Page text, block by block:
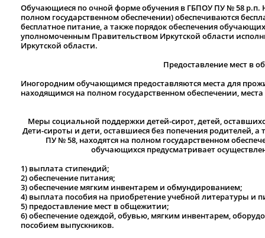
Обучающиеся по очной форме обучения в ГБПОУ ПУ № 58
полном государственном обеспечении) обеспечиваются
бесплатное питание, а также порядок обеспечения
уполномоченным Правительством Иркутской области
Иркутской области.
Предоставление мест в
Иногородним обучающимся предоставляются места для
находящимся на полном государственном обеспечении,
Меры социальной поддержки детей-сирот, детей,
Дети-сироты и дети, оставшиеся без попечения родителей,
ПУ № 58, находятся на полном государственном
обучающихся предусматривает
1) выплата стипендий;
2) обеспечение питания;
3) обеспечение мягким инвентарем и обмундированием;
4) выплата пособия на приобретение учебной литературы и
5) предоставление мест в общежитии;
6) обеспечение одеждой, обувью, мягким инвентарем,
пособием выпускников.